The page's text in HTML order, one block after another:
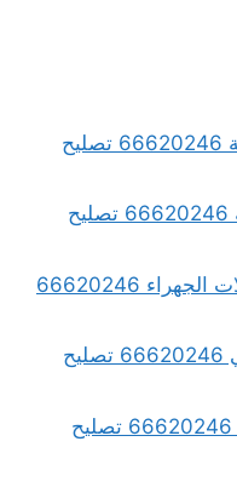
تصليح تلفزيونات بالمنزل الرميثية 66620246 تصليح
تصليح تلفزيونات بالمنزل العقيلة 66620246 تصليح
تصليح تلفزيونات بالمنزل اسطبلات الجهراء 66620246
تصليح تلفزيونات بالمنزل العبدلي 66620246 تصليح
تصليح تلفزيونات بالمنزل الصبية 66620246 تصليح